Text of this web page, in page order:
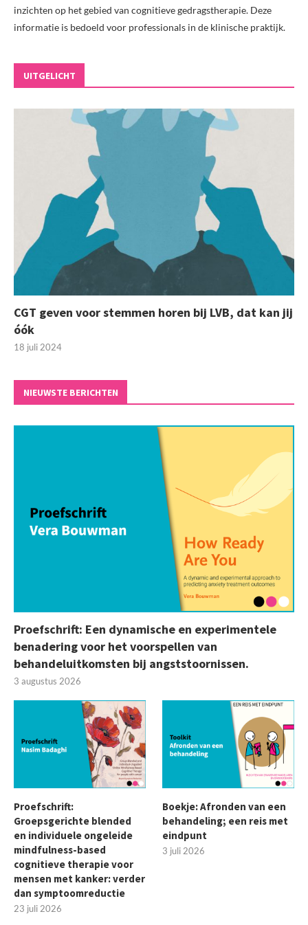
inzichten op het gebied van cognitieve gedragstherapie. Deze
informatie is bedoeld voor professionals in de klinische praktijk.
UITGELICHT
CGT geven voor stemmen horen bij LVB, dat kan jij
óók
18 juli 2024
NIEUWSTE BERICHTEN
Proefschrift: Een dynamische en experimentele
benadering voor het voorspellen van
behandeluitkomsten bij angststoornissen.
3 augustus 2026
Proefschrift:
Groepsgerichte blended
en individuele ongeleide
mindfulness-based
cognitieve therapie voor
mensen met kanker: verder
dan symptoomreductie
23 juli 2026
Boekje: Afronden van een
behandeling; een reis met
eindpunt
3 juli 2026